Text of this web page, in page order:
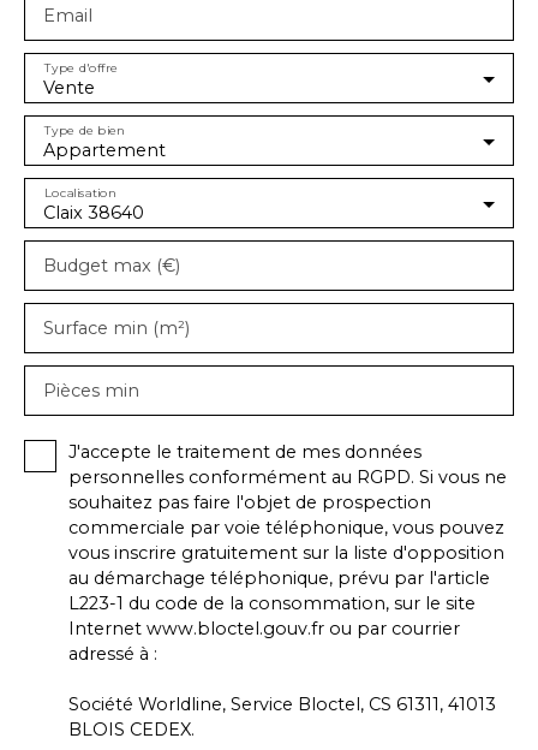
Email
Vente
Type d'offre
Appartement
Type de bien
Claix 38640
Localisation
Budget max (€)
Surface min (m²)
Pièces min
J'accepte le traitement de mes données
personnelles conformément au RGPD. Si vous ne
souhaitez pas faire l'objet de prospection
commerciale par voie téléphonique, vous pouvez
vous inscrire gratuitement sur la liste d'opposition
au démarchage téléphonique, prévu par l'article
L223-1 du code de la consommation, sur le site
Internet www.bloctel.gouv.fr ou par courrier
adressé à :
Société Worldline, Service Bloctel, CS 61311, 41013
BLOIS CEDEX.